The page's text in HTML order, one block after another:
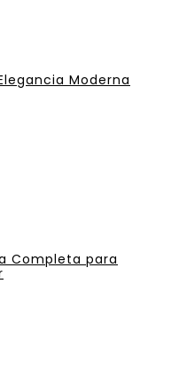
Moderna
Completa para